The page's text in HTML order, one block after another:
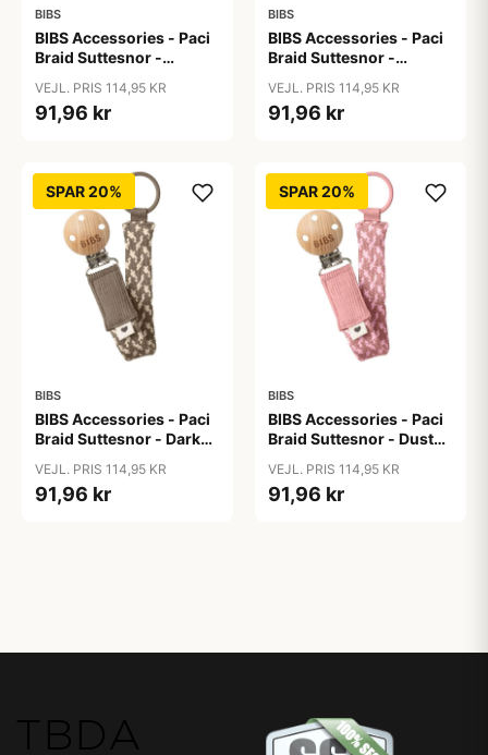
BIBS
BIBS Accessories - Paci
Braid Suttesnor -
VEJL. PRIS 114,95 KR
91,96 kr
BIBS
BIBS Accessories - Paci
Braid Suttesnor -
VEJL. PRIS 114,95 KR
91,96 kr
SPAR 20%
BIBS
BIBS Accessories - Paci
Braid Suttesnor - Dark
VEJL. PRIS 114,95 KR
91,96 kr
SPAR 20%
BIBS
BIBS Accessories - Paci
Braid Suttesnor - Dusty
VEJL. PRIS 114,95 KR
91,96 kr